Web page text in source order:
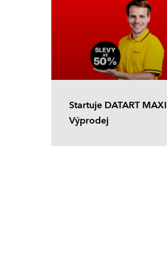
Startuje DATART MAXI
Výprodej